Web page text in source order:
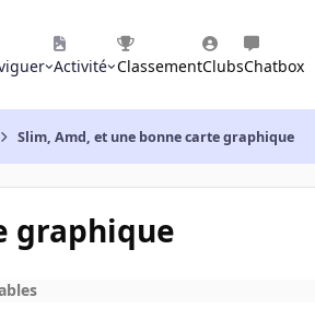
Activité ClassementClubsChatbox
Slim, Amd, et une bonne carte graphique
graphique